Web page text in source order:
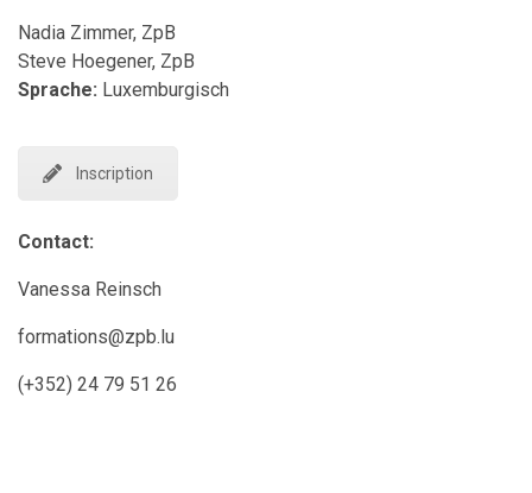
Nadia Zimmer, ZpB
Steve Hoegener, ZpB
Sprache: Luxemburgisch
Inscription
Contact:
Vanessa Reinsch
formations@zpb.lu
(+352) 24 79 51 26